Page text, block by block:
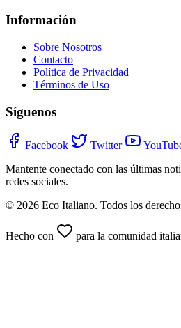
Información
Sobre Nosotros
Contacto
Política de Privacidad
Términos de Uso
Síguenos
Facebook Twitter
Mantente conectado con las últimas
redes sociales.
© 2026 Eco Italiano. Todos los
Hecho con para la comunidad